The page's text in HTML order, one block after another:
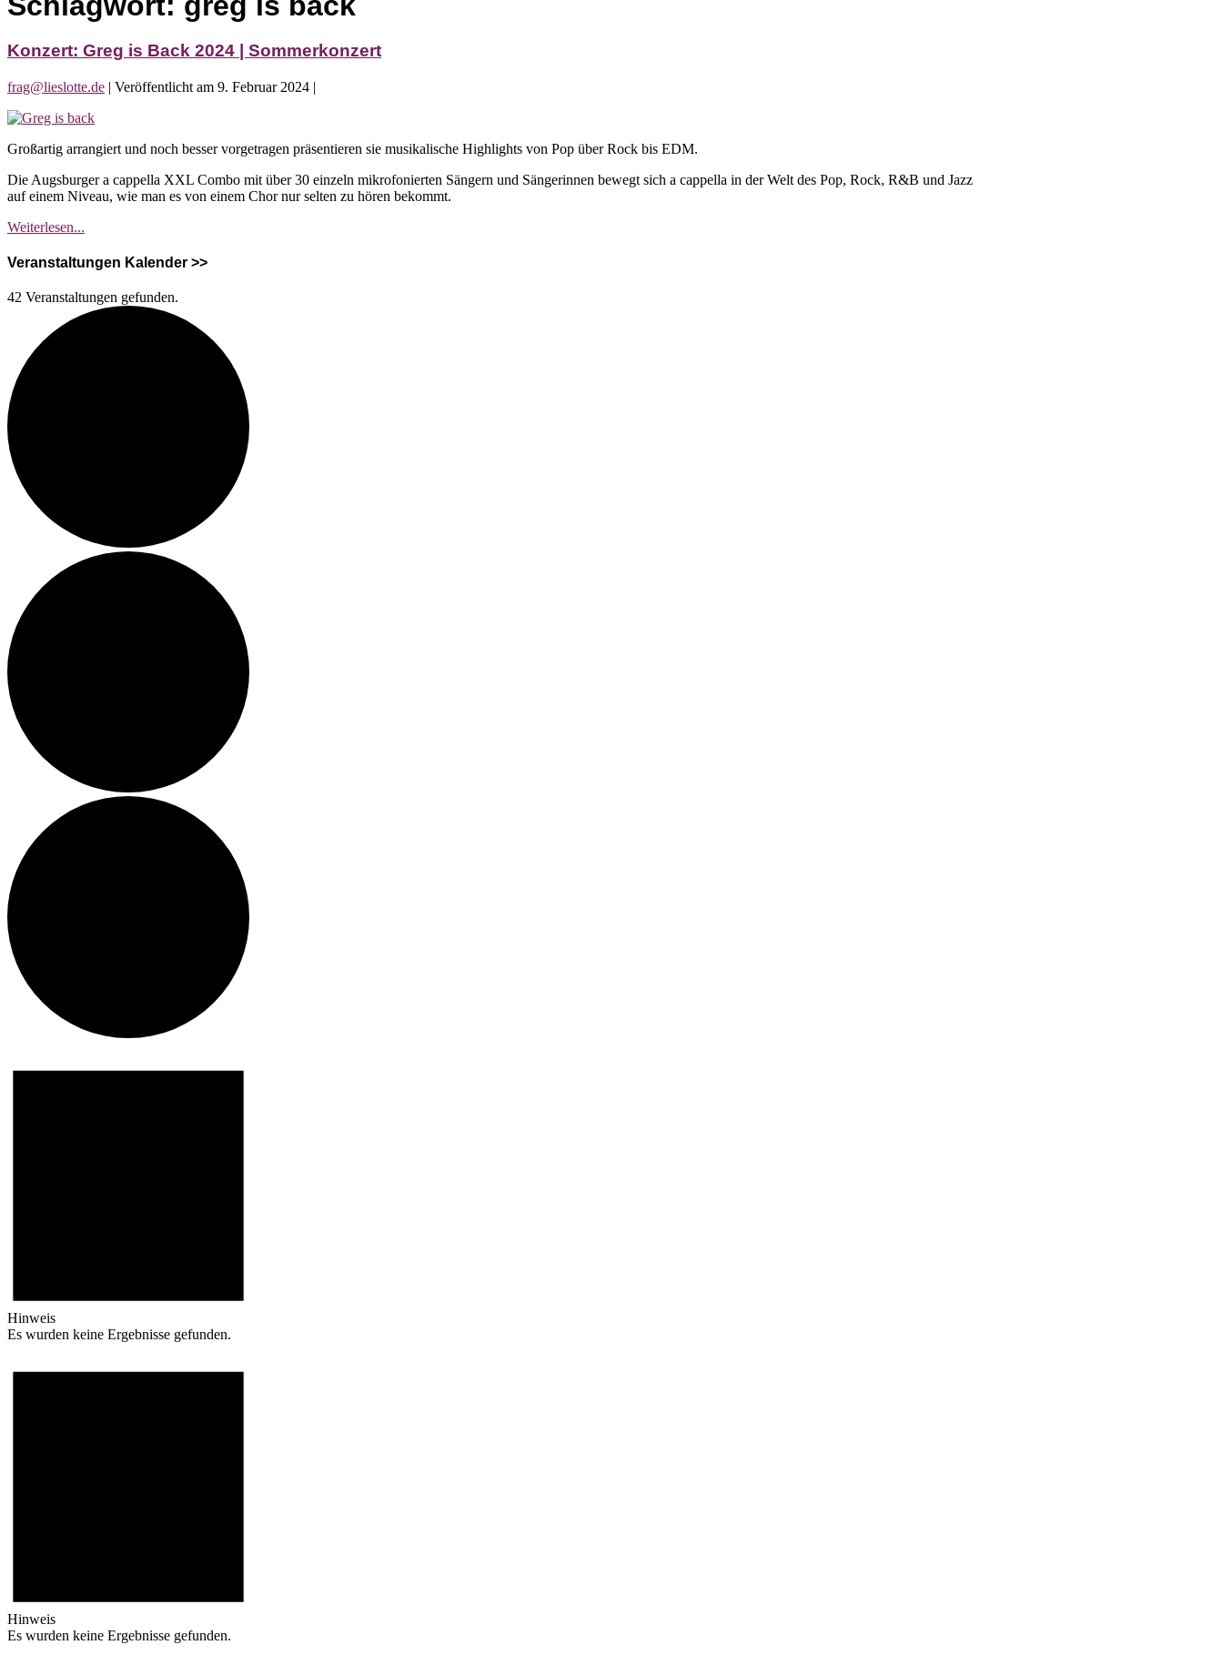
Konzert: Greg is Back 2024 | Sommerkonzert
frag@lieslotte.de | Veröffentlicht am 9. Februar 2024 |
Konzert:
is
2024
|
Großartig arrangiert und noch besser vorgetragen präsentieren sie musikalische Highlights von Pop über Rock bis EDM.
Die Augsburger a cappella XXL Combo mit über 30 einzeln mikrofonierten Sängern und Sängerinnen bewegt sich a cappella in der Welt des Pop, Rock, R&B und Jazz
auf einem Niveau, wie man es von einem Chor nur selten zu hören bekommt.
Weiterlesen...
is
Back
2024
Veranstaltungen Kalender >>
42 Veranstaltungen gefunden.
Hinweis
Es wurden keine Ergebnisse gefunden.
Hinweis
Es wurden keine Ergebnisse gefunden.